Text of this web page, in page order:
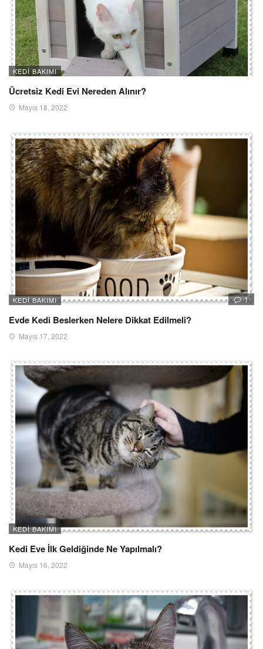
KEDI BAKIMI
Ücretsiz Kedi Evi Nereden Alınır?
Mayıs 18, 2022
KEDI BAKIMI 1
Evde Kedi Beslerken Nelere Dikkat Edilmeli?
Mayıs 17, 2022
KEDI BAKIMI
Kedi Eve İlk Geldiğinde Ne Yapılmalı?
Mayıs 16, 2022